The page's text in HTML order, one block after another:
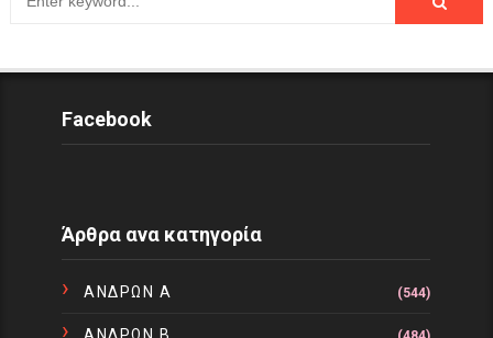
Facebook
Άρθρα ανα κατηγορία
ΑΝΔΡΩΝ Α (544)